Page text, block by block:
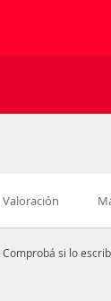
Valoración
Comprobá si lo